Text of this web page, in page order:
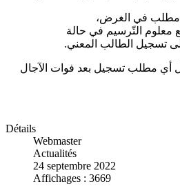
مطلب في الغرض،
معلوم التّرسيم في حالة
تسجيل الطالب المعني.
أي مطلب تسجيل بعد فوات الآجال
Détails
Webmaster
Actualités
24 septembre 2022
Affichages : 3669